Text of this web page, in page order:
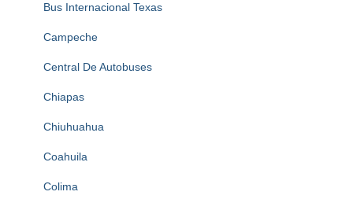
Bus Internacional Texas
Campeche
Central De Autobuses
Chiapas
Chiuhuahua
Coahuila
Colima